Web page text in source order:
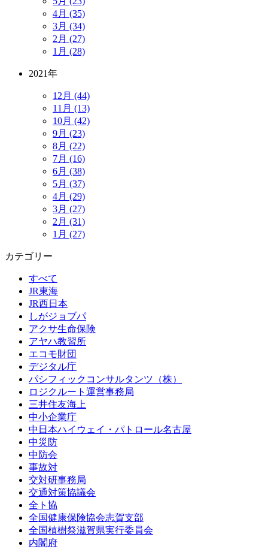
4月 (35)
3月 (34)
2月 (27)
1月 (28)
2021年
12月 (44)
11月 (13)
10月 (42)
9月 (23)
8月 (22)
7月 (16)
6月 (38)
5月 (37)
4月 (29)
3月 (27)
2月 (31)
1月 (27)
カテゴリー
すべて
JR東海
JR西日本
しがジョブパ
アクサ生命保険
アヤハ教習所
エコモ財団
デジタル庁
パシフィックコンサルタンツ（株）
ロジクルート運営事務局
三井住友海上
中小企業庁
中日本ハイウェイ・パトロール名古屋
中災防
中防会
事故対
交対研事務局
交通対策協議会
全ト協
全国健康保険協会志賀支部
全国植樹祭滋賀県実行委員会
内閣府